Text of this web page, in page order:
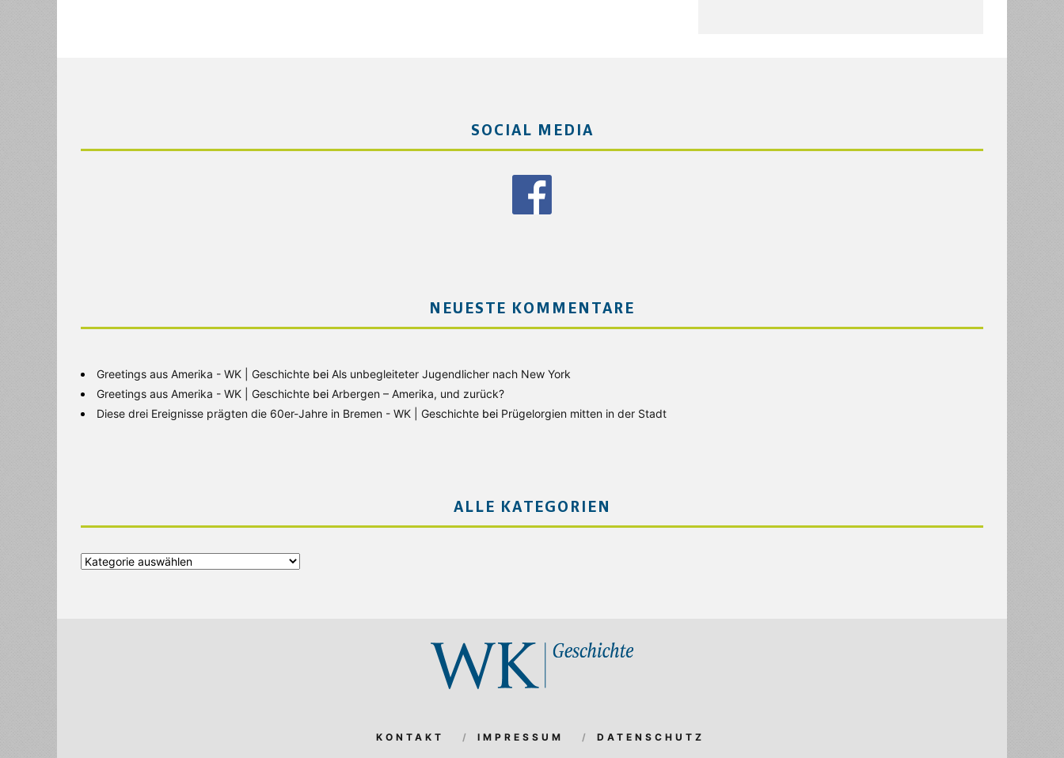
SOCIAL MEDIA
NEUESTE KOMMENTARE
Greetings aus Amerika - WK | Geschichte bei Als unbegleiteter Jugendlicher nach New York
Greetings aus Amerika - WK | Geschichte bei Arbergen – Amerika, und zurück?
Diese drei Ereignisse prägten die 60er-Jahre in Bremen - WK | Geschichte bei Prügelorgien mitten in der Stadt
ALLE KATEGORIEN
Alle
KONTAKT IMPRESSUM DATENSCHUTZ